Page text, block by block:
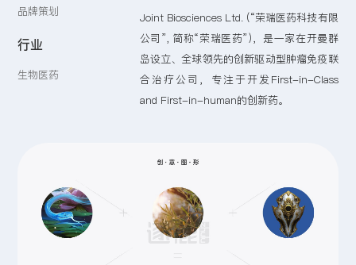
品牌策划
行业
生物医药
Joint Biosciences Ltd. (“荣瑞医药科技有限
公司”, 简称“荣瑞医药”)，是一家在开曼群
岛设立、全球领先的创新驱动型肿瘤免疫联
合治疗公司，专注于开发First-in-Class
and First-in-human的创新药。